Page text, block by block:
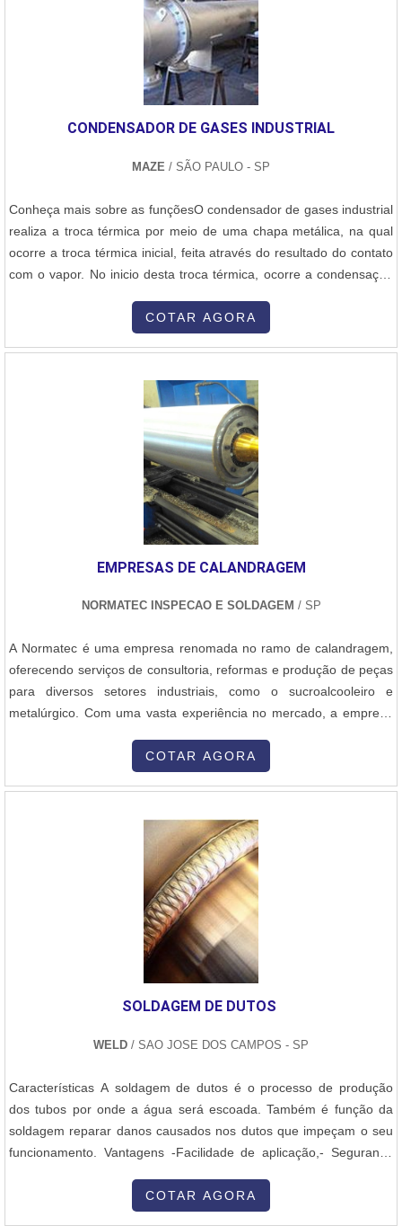
oferece, como queimador industrial de alta temperatura e
manutenção de queimadores industriais.Tudo isso por ser uma
empresa comprometida com seus serviços e uma empresa
altamente qualificada, qualificações construídas por focar suas
ações no resultado final, tendo escritório de alta qualidade onde
são realizadas as atividades e localização privilegiada na Grande
multidisciplinar de consultores associados e colaboradores
qualidade.
CONDENSADOR DE GASES INDUSTRIAL
MAZE / SÃO PAULO - SP
Conheça mais sobre as funçõesO condensador de gases industrial
realiza a troca térmica por meio de uma chapa metálica, na qual
ocorre a troca térmica inicial, feita através do resultado do contato
com o vapor. No inicio desta troca térmica, ocorre a condensação
vapor. O gás condensado segue através da tubulação de
COTAR AGORA
EMPRESAS DE CALANDRAGEM
NORMATEC INSPECAO E SOLDAGEM / SP
A Normatec é uma empresa renomada no ramo de calandragem,
oferecendo serviços de consultoria, reformas e produção de peças
para diversos setores industriais, como o sucroalcooleiro e
metalúrgico. Com uma vasta experiência no mercado, a empresa
calandragem é um processo de conformação de metais que
estruturas metálicas utilizadas em diversos segmentos industriais.A
Normatec conta com uma equipe altamente qualificada e
equipamentos de última geração, garantindo a precisão e a
qualidade das peças produzidas. Além disso, a empresa oferece
serviços de consultoria, auxiliando seus clientes na escolha dos
melhores materiais e processos de calandragem para suas
necessidades específicas.Com um compromisso constante com a
inovação e a excelência, a Normatec se tornou uma referência no
capacidade de atender às demandas dos mais diversos setores
COTAR AGORA
SOLDAGEM DE DUTOS
WELD / SAO JOSE DOS CAMPOS - SP
Características A soldagem de dutos é o processo de produção
dos tubos por onde a água será escoada. Também é função da
soldagem reparar danos causados nos dutos que impeçam o seu
funcionamento. Vantagens -Facilidade de aplicação,- Segurança
Os dutos podem ser aplicados a diversos segmentos industriais,
COTAR AGORA